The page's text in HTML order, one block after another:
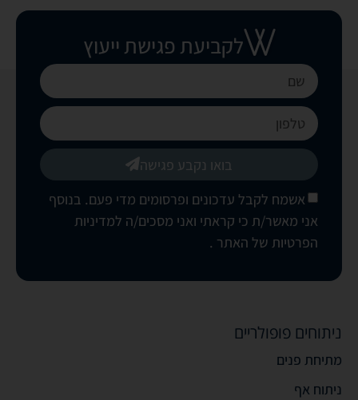
לקביעת פגישת ייעוץ
אשמח לקבל עדכונים ופרסומים מדי פעם. בנוסף
אני מאשר/ת כי קראתי ואני מסכים/ה למדיניות
הפרטיות של האתר .
בואו נקבע פגישה
ניתוחים פופולריים
מתיחת פנים
ניתוח אף